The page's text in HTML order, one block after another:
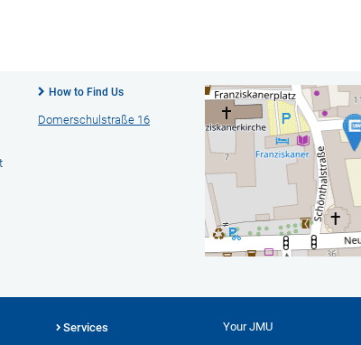
How to Find Us
Domerschulstraße 16
Services Your JMU